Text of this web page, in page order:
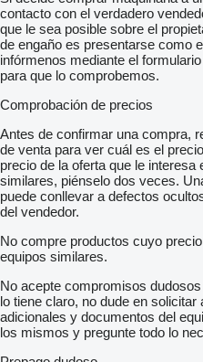
contacto con el verdadero
que le sea posible sobre el
de engaño es presentarse como
infórmenos mediante el
para que lo comprobemos.
Comprobación de precios
Antes de confirmar una compra,
de venta para ver cuál es el
precio de la oferta que le
similares, piénselo dos veces.
puede conllevar a defectos
del vendedor.
No compre productos cuyo
equipos similares.
No acepte compromisos
lo tiene claro, no dude en
adicionales y documentos del
los mismos y pregunte todo lo